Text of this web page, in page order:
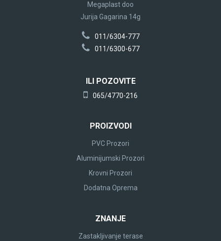
Megaplast doo
Jurija Gagarina 14g
011/6304-777
011/6300-677
ILI POZOVITE
065/4770-216
PROIZVODI
PVC Prozori
Aluminijumski Prozori
Krovni Prozori
Dodatna Oprema
ZNANJE
Zastakljivanje terase